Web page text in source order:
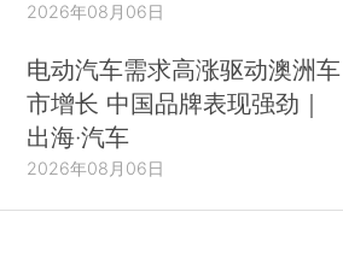
2026年08月06日
电动汽车需求高涨驱动澳洲车
市增长 中国品牌表现强劲｜
出海·汽车
2026年08月06日